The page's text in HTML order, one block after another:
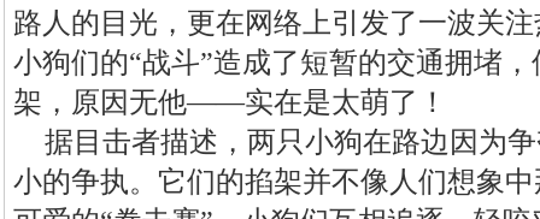
路人的目光，更在网络上引发了一波关
小狗们的“战斗”造成了短暂的交通拥堵
架，原因无他——实在是太萌了！
据目击者描述，两只小狗在路边因为
小的争执。它们的掐架并不像人们想象